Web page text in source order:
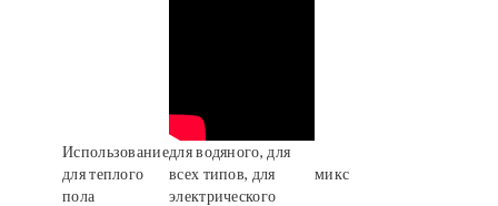
Использование
для теплого
пола
для водяного, для
всех типов, для
электрического
микс